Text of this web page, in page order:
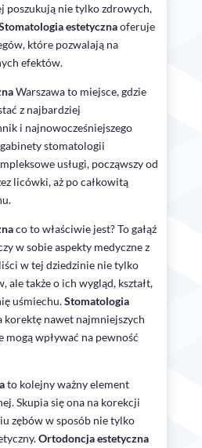
poszukują nie tylko zdrowych,
estetycznaoferuje
które pozwalają na
efektów.
Warszawa to miejsce, gdzie
z najbardziej
i najnowocześniejszego
stomatologii
usługi, począwszy od
licówki, aż po całkowitą
co to właściwie jest? To gałąź
w sobie aspekty medyczne z
w tej dziedzinie nie tylko
ale także o ich wygląd, kształt,
uśmiechu.Stomatologia
korektę nawet najmniejszych
mogą wpływać na pewność
to kolejny ważny element
Skupia się ona na korekcji
zębów w sposób nie tylko
Ortodoncja estetyczna